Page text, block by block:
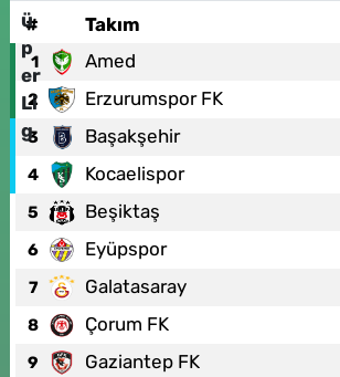
# Takım
1 Amed
2 Erzurumspor FK
3 Başakşehir
4 Kocaelispor
5 Beşiktaş
6 Eyüpspor
7 Galatasaray
8 Çorum FK
9 Gaziantep FK